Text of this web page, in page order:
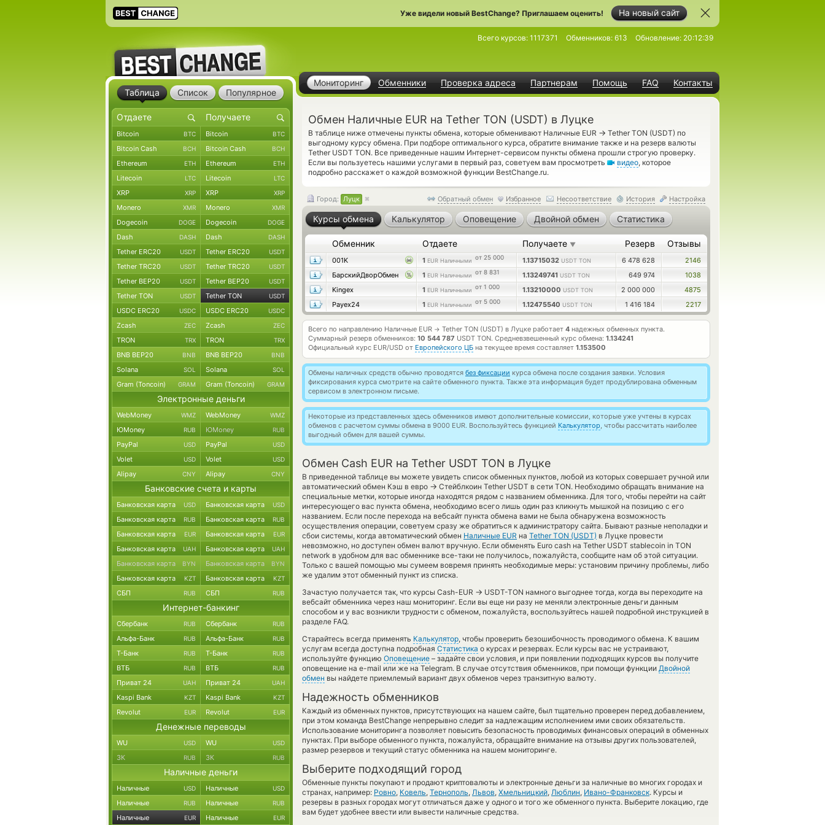
На новый сайт
Уже видели новый BestChange? Приглашаем оценить!
Мониторинг Обменники Проверка адреса Партнерам Помощь FAQ Контакты
Всего курсов: 1117371 Обменников: 613 Обновление: 20:12:39
Обмен Наличные EUR на Tether TON (USDT) в Луцке
В таблице ниже отмечены пункты обмена, которые обменивают Наличные EUR → Tether TON (USDT) по
выгодному курсу обмена. При подборе оптимального курса, обратите внимание также и на резерв валюты
Tether USDT TON. Все приведенные нашим Интернет-сервисом пункты обмена прошли строгую проверку.
Если вы пользуетесь нашими услугами в первый раз, советуем вам просмотреть
видео, которое
подробно расскажет о каждой возможной функции BestChange.ru.
Обратный обмен Избранное Несоответствие История Настройка
Город: Луцк
Курсы обмена Калькулятор Оповещение Двойной обмен Статистика
Обменник Отдаете Получаете ▼ Резерв Отзывы
001K 1 EUR Наличными от 25 000 1.13715032 USDT TON 6 478 628
2146
БарскийДворОбмен
1 EUR Наличными от 8 831 1.13249741 USDT TON 649 974
1038
Kingex
1 EUR Наличными от 1 000 1.13210000 USDT TON 2 000 000
4875
Payex24
1 EUR Наличными от 5 000 1.12475540 USDT TON 1 416 184 2217
Всего по направлению Наличные EUR → Tether TON (USDT) в Луцке работает 4 надежных обменных пункта.
Суммарный резерв обменников: 10 544 787 USDT TON. Средневзвешенный курс обмена: 1.134241
Официальный курс EUR/USD от Европейского ЦБ на текущее время составляет 1.153500
Обмены наличных средств обычно проводятся без фиксации курса обмена после создания заявки. Условия
фиксирования курса смотрите на сайте обменного пункта. Также эта информация будет продублирована обменным
сервисом в электронном письме.
Некоторые из представленных здесь обменников имеют дополнительные комиссии, которые уже учтены в курсах
обменов с расчетом суммы обмена в 9000 EUR. Воспользуйтесь функцией Калькулятор, чтобы рассчитать наиболее
выгодный обмен для вашей суммы.
Обмен Cash EUR на Tether USDT TON в Луцке
В приведенной таблице вы можете увидеть список обменных пунктов, любой из которых совершает ручной или
автоматический обмен Кэш в евро → Стейблкоин Tether USDT в сети TON. Необходимо обращать внимание на
специальные метки, которые иногда находятся рядом с названием обменника. Для того, чтобы перейти на сайт
интересующего вас пункта обмена, необходимо всего лишь один раз кликнуть мышкой на позицию с его
названием. Если после перехода на вебсайт пункта обмена вами не была обнаружена возможность
осуществления операции, советуем сразу же обратиться к администратору сайта. Бывают разные неполадки и
сбои системы, когда автоматический обмен Наличные EUR на Tether TON (USDT) в Луцке провести
невозможно, но доступен обмен валют вручную. Если обменять Euro cash на Tether USDT stablecoin in TON
network в удобном для вас обменнике все-таки не получилось, пожалуйста, сообщите нам об этой ситуации.
Только с вашей помощью мы сумеем вовремя принять необходимые меры: установим причину проблемы, либо
же удалим этот обменный пункт из списка.
Зачастую получается так, что курсы Cash-EUR → USDT-TON намного выгоднее тогда, когда вы переходите на
вебсайт обменника через наш мониторинг. Если вы еще ни разу не меняли электронные деньги данным
способом и у вас возникли трудности с обменом, пожалуйста, воспользуйтесь нашей подробной инструкцией в
разделе FAQ.
Старайтесь всегда применять Калькулятор, чтобы проверить безошибочность проводимого обмена. К вашим
услугам всегда доступна подробная Статистика о курсах и резервах. Если курсы вас не устраивают,
используйте функцию Оповещение – задайте свои условия, и при появлении подходящих курсов вы получите
оповещение на e-mail или же на Telegram. В случае отсутствия обменников, при помощи функции Двойной
обмен вы найдете приемлемый вариант двух обменов через транзитную валюту.
Надежность обменников
Каждый из обменных пунктов, присутствующих на нашем сайте, был тщательно проверен перед добавлением,
при этом команда BestChange непрерывно следит за надлежащим исполнением ими своих обязательств.
Использование мониторинга позволяет повысить безопасность проводимых финансовых операций в обменных
пунктах. При выборе обменного пункта, пожалуйста, обращайте внимание на отзывы других пользователей,
размер резервов и текущий статус обменника на нашем мониторинге.
Выберите подходящий город
Обменные пункты покупают и продают криптовалюты и электронные деньги за наличные во многих городах и
странах, например: Ровно, Ковель, Тернополь, Львов, Хмельницкий, Люблин, Ивано-Франковск. Курсы и
резервы в разных городах могут отличаться даже у одного и того же обменного пункта. Выберите локацию, где
вам будет удобнее ввести или вывести наличные средства.
Таблица Список Популярное
Bitcoin BTC Bitcoin BTC
Bitcoin Cash BCH Bitcoin Cash BCH
Ethereum ETH Ethereum ETH
Litecoin LTC Litecoin LTC
XRP XRP XRP XRP
Monero XMR Monero XMR
Dogecoin DOGE Dogecoin DOGE
Dash DASH Dash DASH
Tether ERC20 USDT Tether ERC20 USDT
Tether TRC20 USDT Tether TRC20 USDT
Tether BEP20 USDT Tether BEP20 USDT
Tether TON USDT Tether TON USDT
USDC ERC20 USDC USDC ERC20 USDC
Zcash ZEC Zcash ZEC
TRON TRX TRON TRX
BNB BEP20 BNB BNB BEP20 BNB
Solana SOL Solana SOL
Gram (Toncoin) GRAM Gram (Toncoin) GRAM
Электронные деньги
WebMoney WMZ WebMoney WMZ
ЮMoney RUB ЮMoney RUB
PayPal USD PayPal USD
Volet USD Volet USD
Alipay CNY Alipay CNY
Банковские счета и карты
Банковская карта USD Банковская карта USD
Банковская карта RUB Банковская карта RUB
Банковская карта EUR Банковская карта EUR
Банковская карта UAH Банковская карта UAH
Банковская карта BYN Банковская карта BYN
Банковская карта KZT Банковская карта KZT
СБП RUB СБП RUB
Интернет-банкинг
Сбербанк RUB Сбербанк RUB
Альфа-Банк RUB Альфа-Банк RUB
Т-Банк RUB Т-Банк RUB
ВТБ RUB ВТБ RUB
Приват 24 UAH Приват 24 UAH
Kaspi Bank KZT Kaspi Bank KZT
Revolut EUR Revolut EUR
Денежные переводы
WU USD WU USD
ЗК RUB ЗК RUB
Наличные деньги
Наличные USD Наличные USD
Наличные RUB Наличные RUB
Наличные EUR Наличные EUR